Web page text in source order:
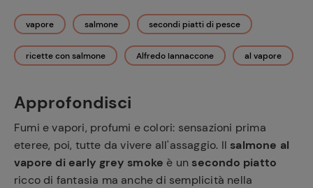
vapore salmone secondi piatti di pesce
ricette con salmone Alfredo Iannaccone al vapore
Approfondisci
Fumi e vapori, profumi e colori: sensazioni prima
eteree, poi, tutte da vivere all'assaggio. Il salmone al
vapore di early grey smoke è un secondo piatto
ricco di fantasia ma anche di semplicità nella